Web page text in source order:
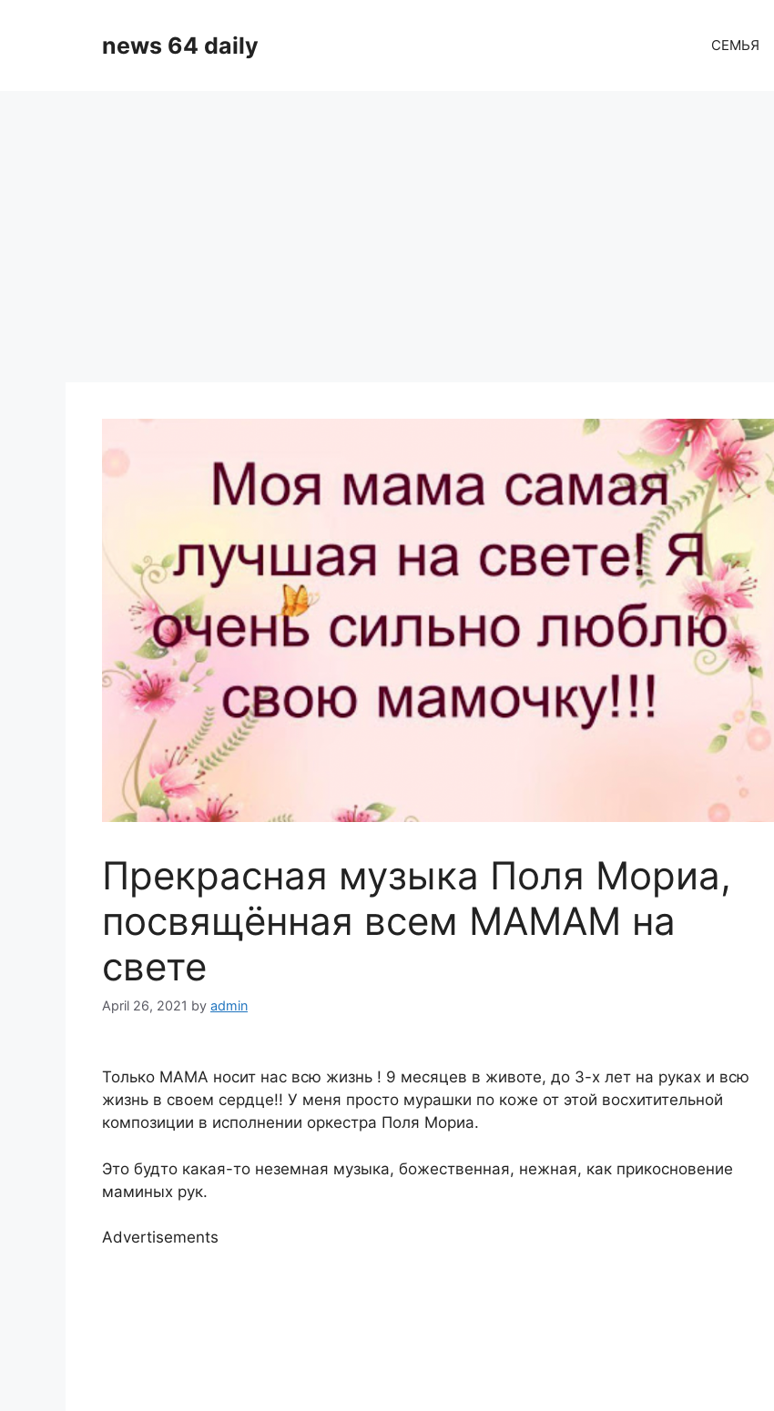
news 64 daily СЕМЬЯ
Прекрасная музыка Поля Мориа,
посвящённая всем МАМАМ на
свете
April 26, 2021 by admin
Только МАМА носит нас всю жизнь ! 9 месяцев в животе, до 3-х лет на руках и всю
жизнь в своем сердце!! У меня просто мурашки по коже от этой восхитительной
композиции в исполнении оркестра Поля Мориа.
Это будто какая-то неземная музыка, божественная, нежная, как прикосновение
маминых рук.
Advertisements